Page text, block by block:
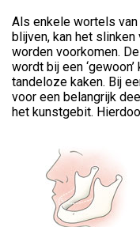
Als enkele wortels
blijven, kan het
worden voorkomen.
wordt bij een
tandeloze kaken. Bij
voor een belangrijk
het kunstgebit.